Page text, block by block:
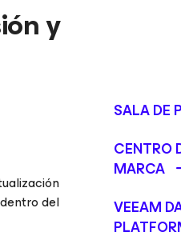
y
del
SALA DE
CENTRO
MARCA
VEEAM